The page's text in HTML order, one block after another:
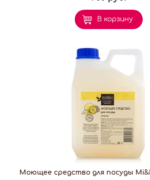
В корзину
Моющее средство для посуды